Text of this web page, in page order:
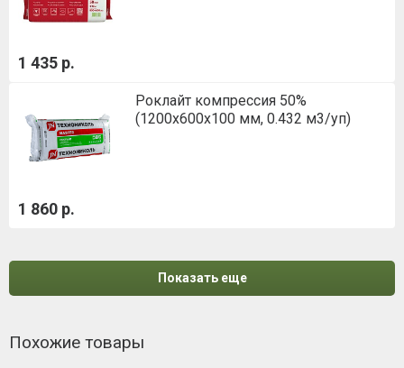
1 435 р.
Роклайт компрессия 50%
(1200х600х100 мм, 0.432 м3/уп)
1 860 р.
Показать еще
Похожие товары